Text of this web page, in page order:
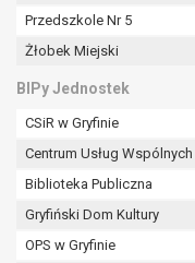
Przedszkole Nr 5
Żłobek Miejski
BIPy Jednostek
CSiR w Gryfinie
Centrum Usług
Biblioteka Publiczna
Gryfiński Dom Kultury
OPS w Gryfinie